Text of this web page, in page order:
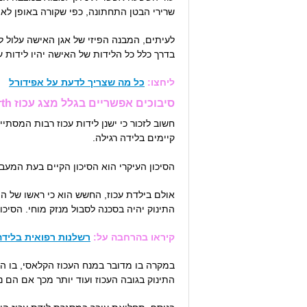
שרירי הבטן התחתונה, כפי שקורה באופן
לעיתים, המבנה הפיזי של אגן האישה
בדרך כלל כל הלידות של האישה יהיו לידות
ליחצו: כל מה שצריך לדעת על אפידורל
סיבוכים אפשריים בגלל מצג עכוז Breech birth
חשוב לזכור כי ישנן לידות עכוז רבות
קיימים בלידה רגילה.
הסיכון העיקרי הוא הסיכון הקיים בעת
אולם בילדת עכוז, החשש הוא כי ראשו של
התינוק יהיה בסכנה לסבול מנזק מוחי.
קיראו בהרחבה על: רשלנות רפואית
במקרה בו מדובר במנח העכוז הקלאסי, בו
התינוק בגובה העכוז ועוד יותר מכך אם הם